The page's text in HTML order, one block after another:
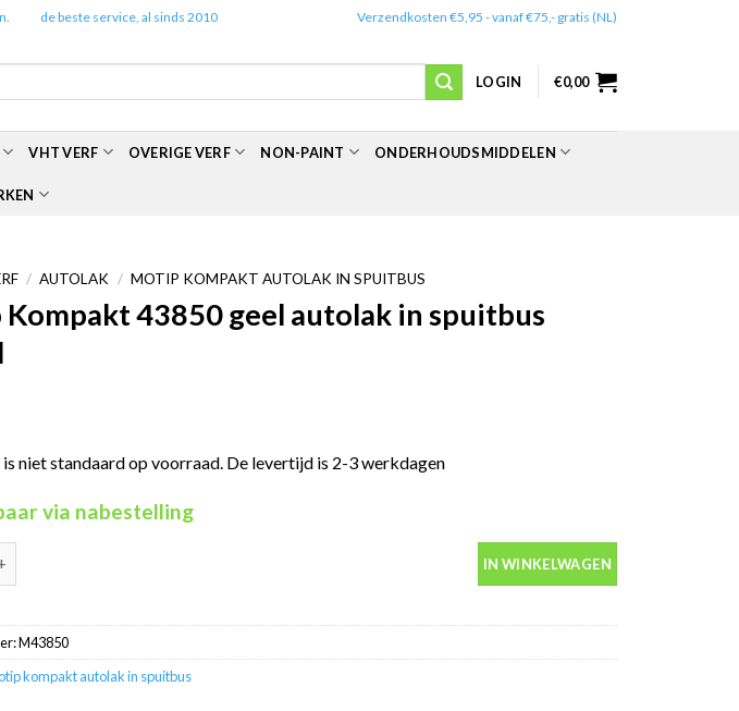
de beste service, al sinds 2010 Verzendkosten €5,95 - vanaf €75,- gratis (NL)
LOGIN €0,00
VHT VERF OVERIGE VERF NON-PAINT ONDERHOUDSMIDDELEN
/ AUTOLAK / MOTIP KOMPAKT AUTOLAK IN SPUITBUS
43850 geel autolak in spuitbus
niet standaard op voorraad. De levertijd is 2-3 werkdagen
via nabestelling
IN WINKELWAGEN
M43850
kompakt autolak in spuitbus